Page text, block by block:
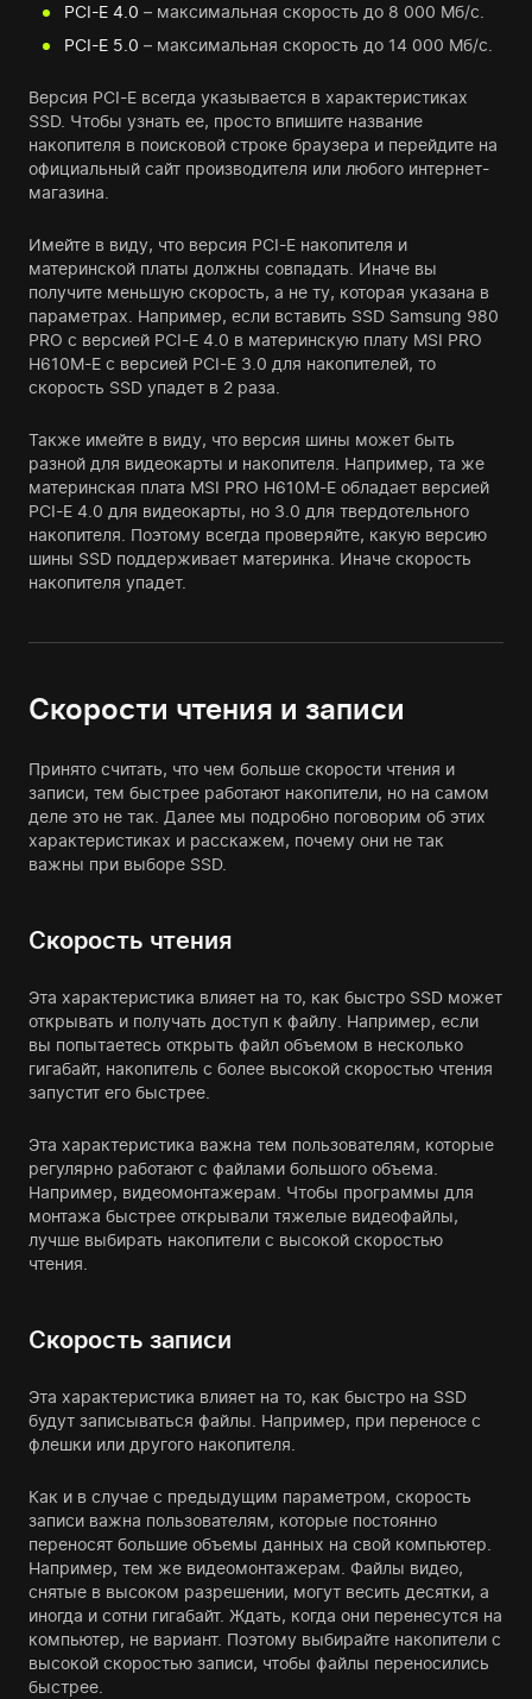
PCI-E 4.0 – максимальная скорость до 8 000 Мб/с.
PCI-E 5.0 – максимальная скорость до 14 000 Мб/с.
Версия PCI-E всегда указывается в характеристиках
SSD. Чтобы узнать ее, просто впишите название
накопителя в поисковой строке браузера и перейдите на
официальный сайт производителя или любого интернет-
магазина.
Имейте в виду, что версия PCI-E накопителя и
материнской платы должны совпадать. Иначе вы
получите меньшую скорость, а не ту, которая указана в
параметрах. Например, если вставить SSD Samsung 980
PRO с версией PCI-E 4.0 в материнскую плату MSI PRO
H610M-E с версией PCI-E 3.0 для накопителей, то
скорость SSD упадет в 2 раза.
Также имейте в виду, что версия шины может быть
разной для видеокарты и накопителя. Например, та же
материнская плата MSI PRO H610M-E обладает версией
PCI-E 4.0 для видеокарты, но 3.0 для твердотельного
накопителя. Поэтому всегда проверяйте, какую версию
шины SSD поддерживает материнка. Иначе скорость
накопителя упадет.
Скорости чтения и записи
Принято считать, что чем больше скорости чтения и
записи, тем быстрее работают накопители, но на самом
деле это не так. Далее мы подробно поговорим об этих
характеристиках и расскажем, почему они не так
важны при выборе SSD.
Скорость чтения
Эта характеристика влияет на то, как быстро SSD может
открывать и получать доступ к файлу. Например, если
вы попытаетесь открыть файл объемом в несколько
гигабайт, накопитель с более высокой скоростью чтения
запустит его быстрее.
Эта характеристика важна тем пользователям, которые
регулярно работают с файлами большого объема.
Например, видеомонтажерам. Чтобы программы для
монтажа быстрее открывали тяжелые видеофайлы,
лучше выбирать накопители с высокой скоростью
чтения.
Скорость записи
Эта характеристика влияет на то, как быстро на SSD
будут записываться файлы. Например, при переносе с
флешки или другого накопителя.
Как и в случае с предыдущим параметром, скорость
записи важна пользователям, которые постоянно
переносят большие объемы данных на свой компьютер.
Например, тем же видеомонтажерам. Файлы видео,
снятые в высоком разрешении, могут весить десятки, а
иногда и сотни гигабайт. Ждать, когда они перенесутся на
компьютер, не вариант. Поэтому выбирайте накопители с
высокой скоростью записи, чтобы файлы переносились
быстрее.